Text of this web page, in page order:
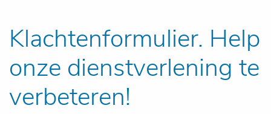
Klachtenformulier. Help
onze dienstverlening te
verbeteren!